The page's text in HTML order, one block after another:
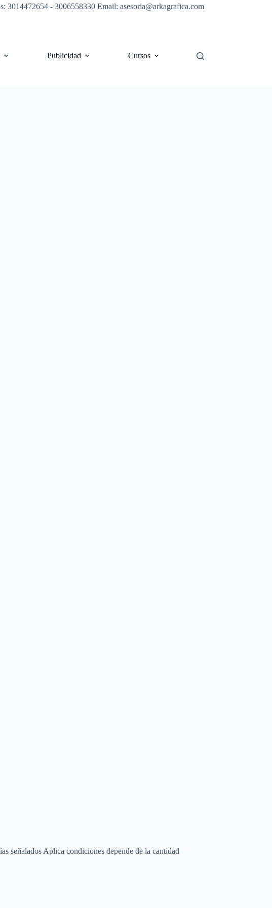
3014472654 - 3006558330 Email: asesoria@arkagrafica.com
Publicidad Cursos
señalados Aplica condiciones depende de la cantidad